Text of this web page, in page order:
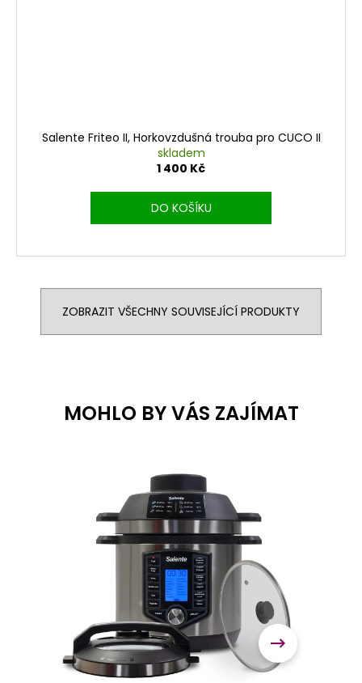
Salente Friteo II, Horkovzdušná trouba pro CUCO II
skladem
1 400 Kč
DO KOŠÍKU
ZOBRAZIT VŠECHNY SOUVISEJÍCÍ PRODUKTY